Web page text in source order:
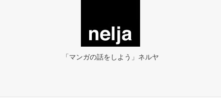
「マンガの話をしよう」ネルヤ